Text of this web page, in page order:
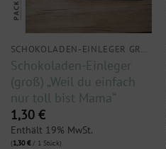
SCHOKOLADEN-EINLEGER GROSS
Schokoladen-Einleger
(groß) „Weil du einfach
nur toll bist Mama“
1,30 €
Enthält 19% MwSt.
(1,30€/ 1 Stück)